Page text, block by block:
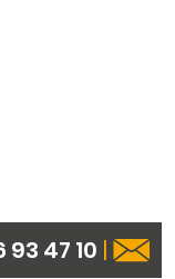
47 10 |